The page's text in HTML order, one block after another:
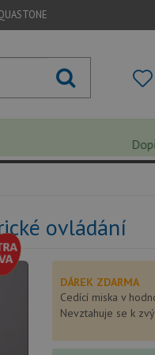
ovládání
DÁREK ZDARMA
Cedící miska v
Nevztahuje se k